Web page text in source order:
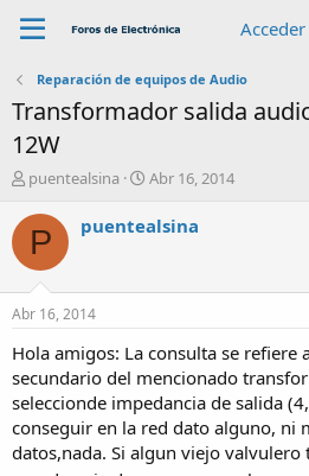
Acceder
Reparación de equipos de Audio
Transformador salida
12W
A
t
o
r
puentealsina
F
c
n
c
i
o
Abr 16, 2014
P puentealsina
Abr 16, 2014
Hola amigos: La consulta se refiere
secundario del mencionado
seleccionde impedancia de salida
conseguir en la red dato alguno, ni
datos,nada. Si algun viejo valvulero